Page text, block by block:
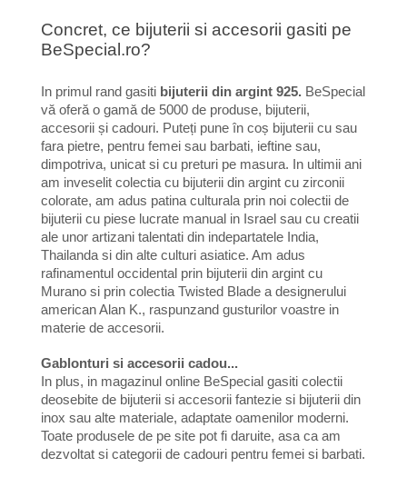
Concret, ce bijuterii si accesorii gasiti pe
BeSpecial.ro?
In primul rand gasiti bijuterii din argint 925. BeSpecial
vă oferă o gamă de 5000 de produse, bijuterii,
accesorii și cadouri. Puteți pune în coș bijuterii cu sau
fara pietre, pentru femei sau barbati, ieftine sau,
dimpotriva, unicat si cu preturi pe masura. In ultimii ani
am inveselit colectia cu bijuterii din argint cu zirconii
colorate, am adus patina culturala prin noi colectii de
bijuterii cu piese lucrate manual in Israel sau cu creatii
ale unor artizani talentati din indepartatele India,
Thailanda si din alte culturi asiatice. Am adus
rafinamentul occidental prin bijuterii din argint cu
Murano si prin colectia Twisted Blade a designerului
american Alan K., raspunzand gusturilor voastre in
materie de accesorii.
Gablonturi si accesorii cadou...
In plus, in magazinul online BeSpecial gasiti colectii
deosebite de bijuterii si accesorii fantezie si bijuterii din
inox sau alte materiale, adaptate oamenilor moderni.
Toate produsele de pe site pot fi daruite, asa ca am
dezvoltat si categorii de cadouri pentru femei si barbati.